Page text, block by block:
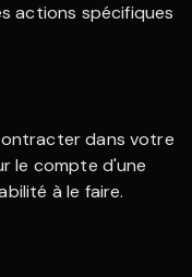
actions spécifiques
dans votre
le compte d'une
à le faire.